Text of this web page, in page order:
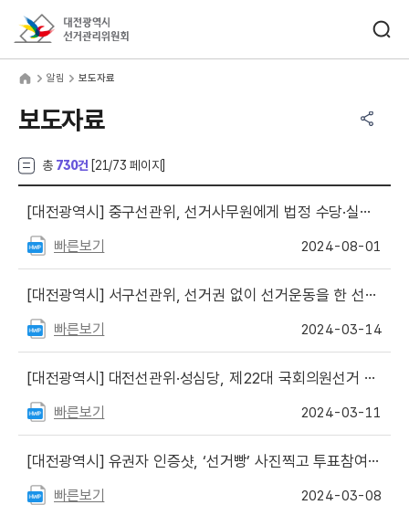
알림 보도자료
보도자료
총 730건 [21/73 페이지]
[대전광역시] 중구선관위, 선거사무원에게 법정 수당·실비 외 금품 등 제공한 후보자 등 고발
빠른보기 2024-08-01
[대전광역시] 서구선관위, 선거권 없이 선거운동을 한 선거사무장 고발
빠른보기 2024-03-14
[대전광역시] 대전선관위·성심당, 제22대 국회의원선거 투표참여 홍보
빠른보기 2024-03-11
[대전광역시] 유권자 인증샷, ‘선거빵’ 사진찍고 투표참여 홍보 함께 해요
빠른보기 2024-03-08